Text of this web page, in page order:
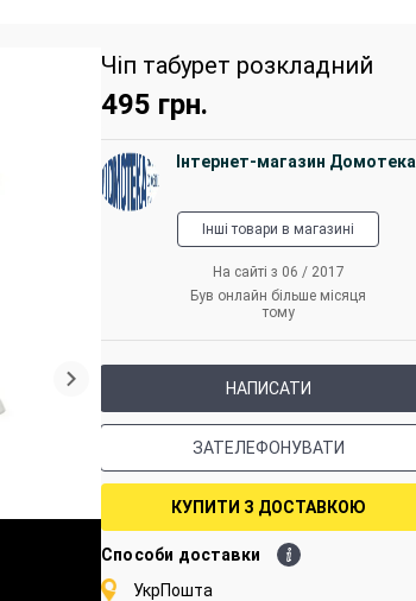
Чіп табурет розкладний
495 грн.
Інтернет-магазин Домотека
Інші товари в магазині
На сайті з 06 / 2017
Був онлайн більше місяця
тому
НАПИСАТИ
ЗАТЕЛЕФОНУВАТИ
КУПИТИ З ДОСТАВКОЮ
Способи доставки
УкрПошта